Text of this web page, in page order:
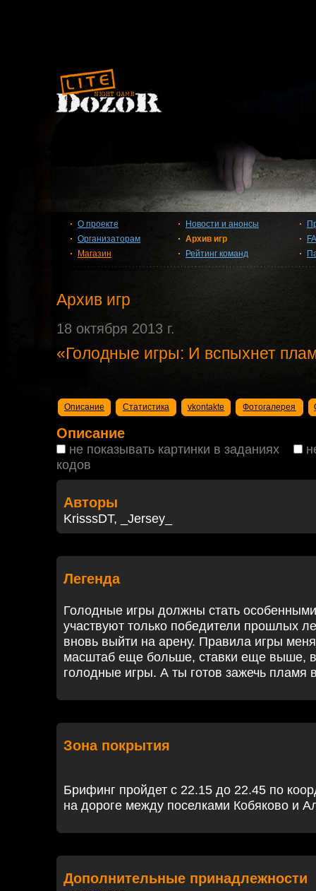
О проекте
Организаторам
Магазин
Новости и анонсы
Архив игр
Рейтинг команд
Архив игр
18 октября 2013 г.
«Голодные игры: И вспыхнет
Описание Статистика vkontakte Фотогалерея
Описание
не показывать картинки в заданиях
кодов
Авторы
KrisssDT, _Jersey_
Легенда
Голодные игры должны стать
участвуют только победители прошлых
вновь выйти на арену. Правила игры
масштаб еще больше, ставки еще выше,
голодные игры. А ты готов зажечь пламя
Зона покрытия
Брифинг пройдет с 22.15 до 22.45 по
на дороге между поселками Кобяково и
Дополнительные принадлежности